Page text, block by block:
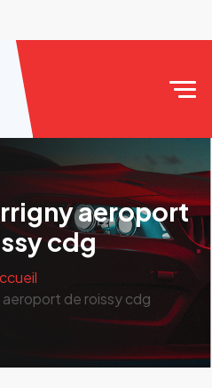
aeroport
cdg
aeroport de roissy cdg